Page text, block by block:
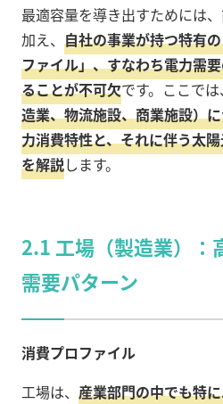
最適容量を導き出すためには
加え、 自社の事業が持つ特有
ファイル」、すなわち電力需
ることが不可欠です。ここでは、
造業、物流施設、商業施設）
力消費特性と、それに伴う太
を解説します。
2.1 工場（製造業）：
需要パターン
消費プロファイル
工場は、 産業部門の中でも特